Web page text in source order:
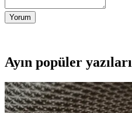
Yorum
Ayın popüler yazıları